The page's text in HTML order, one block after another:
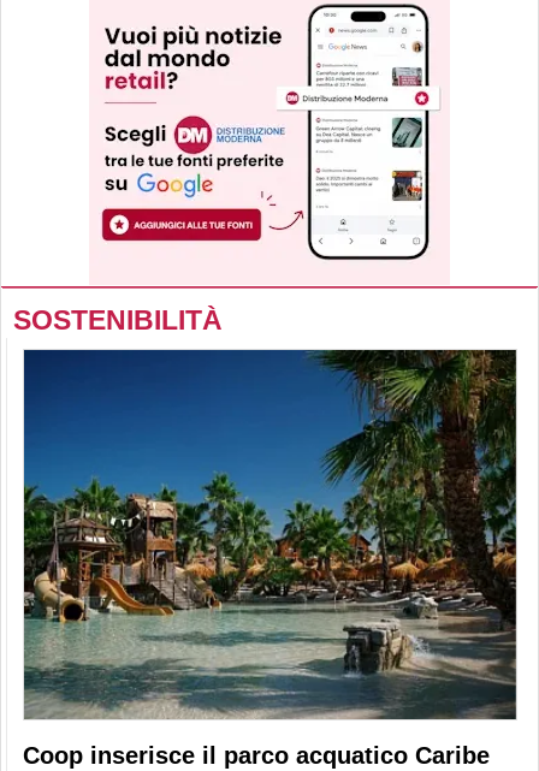
SOSTENIBILITÀ
Coop inserisce il parco acquatico Caribe